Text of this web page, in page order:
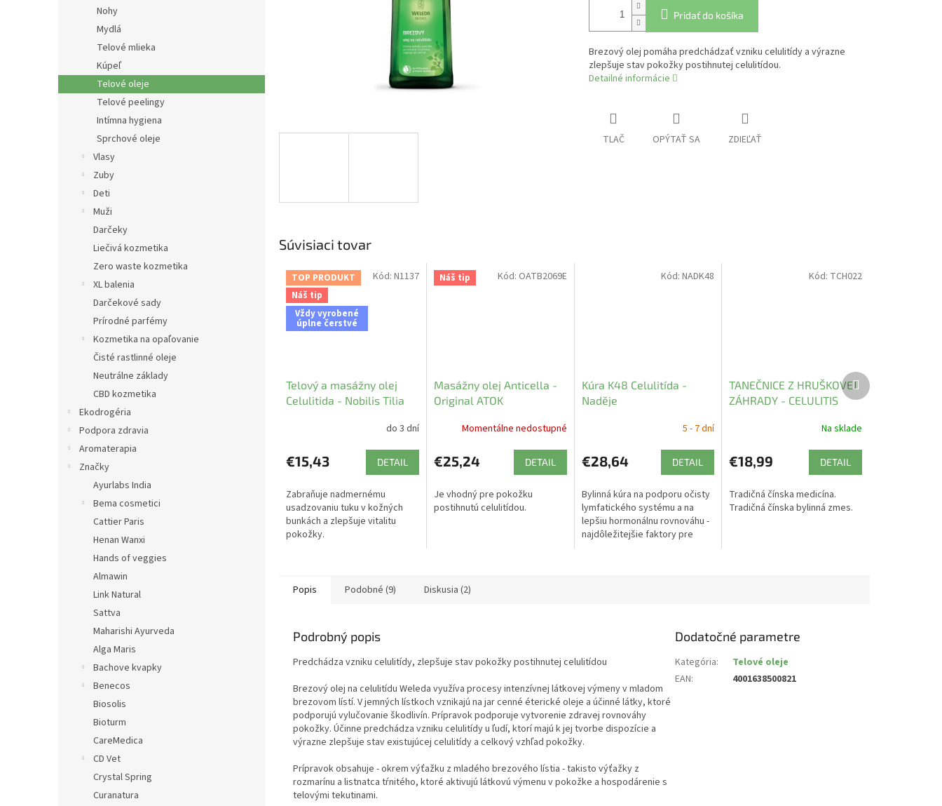
Nohy
Mydlá
Telové mlieka
Kúpeľ
Telové oleje
Telové peelingy
Intímna hygiena
Sprchové oleje
Vlasy
Zuby
Deti
Muži
Darčeky
Liečivá kozmetika
Zero waste kozmetika
XL balenia
Darčekové sady
Prírodné parfémy
Kozmetika na opaľovanie
Čisté rastlinné oleje
Neutrálne základy
CBD kozmetika
Ekodrogéria
Podpora zdravia
Aromaterapia
Značky
Ayurlabs India
Bema cosmetici
Cattier Paris
Henan Wanxi
Hands of veggies
Almawin
Link Natural
Sattva
Maharishi Ayurveda
Alga Maris
Bachove kvapky
Benecos
Biosolis
Bioturm
CareMedica
CD Vet
Crystal Spring
Curanatura
Pridať do košíka
Brezový olej pomáha predchádzať vzniku celulitídy a výrazne
zlepšuje stav pokožky postihnutej celulitídou.
Detailné informácie
TLAČ OPÝTAŤ SA ZDIEĽAŤ
Súvisiaci tovar
TOP PRODUKT
Náš tip
Vždy vyrobené
úplne čerstvé
Telový a masážny olej
Celulitida - Nobilis Tilia
do 3 dní
€15,43 DETAIL
Zabraňuje nadmernému
usadzovaniu tuku v kožných
bunkách a zlepšuje vitalitu
pokožky.
Kód: N1137 Náš tip
Masážny olej Anticella -
Original ATOK
Momentálne nedostupné
€25,24 DETAIL
Je vhodný pre pokožku
postihnutú celulitídou.
Kód: OATB2069E
Kúra K48 Celulitída -
Naděje
5 - 7 dní
€28,64 DETAIL
Bylinná kúra na podporu očisty
lymfatického systému a na
lepšiu hormonálnu rovnováhu -
najdôležitejšie faktory pre
Kód:NADK48
TANEČNICE Z HRUŠKOVEJ
ZÁHRADY - CELULITIS
Na sklade
€18,99 DETAIL
Tradičná čínska medicína.
Tradičná čínska bylinná zmes.
Kód: TCH022
Ďalší
produkt
Popis Podobné (9) Diskusia (2)
Podrobný popis
Predchádza vzniku celulitídy, zlepšuje stav pokožky postihnutej celulitídou
Brezový olej na celulitídu Weleda využíva procesy intenzívnej látkovej výmeny v mladom
brezovom lístí. V jemných lístkoch vznikajú na jar cenné éterické oleje a účinné látky, ktoré
podporujú vylučovanie škodlivín. Prípravok podporuje vytvorenie zdravej rovnováhy
pokožky. Účinne predchádza vzniku celulitídy u ľudí, ktorí majú k jej tvorbe dispozície a
výrazne zlepšuje stav existujúcej celulitídy a celkový vzhľad pokožky.
Prípravok obsahuje - okrem výťažku z mladého brezového lístia - takisto výťažky z
rozmarínu a listnatca tŕnitého, ktoré aktivujú látkovú výmenu v pokožke a hospodárenie s
telovými tekutinami.
Dodatočné parametre
Kategória:
Telové oleje
EAN: 4001638500821